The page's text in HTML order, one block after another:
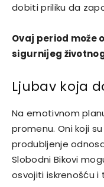
dobiti priliku da
Ovaj period može
sigurnijeg
Ljubav koja
Na emotivnom
promenu. Oni koji
produbljenje
Slobodni Bikovi
osvojiti iskrenošću i